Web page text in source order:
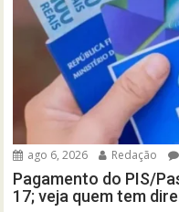
ago 6, 2026 Redação
Pagamento do PIS/
17; veja quem tem